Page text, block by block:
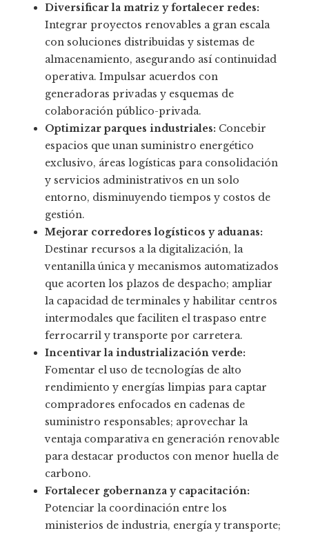
Diversificar la matriz y fortalecer redes:
Integrar proyectos renovables a gran escala
con soluciones distribuidas y sistemas de
almacenamiento, asegurando así continuidad
operativa. Impulsar acuerdos con
generadoras privadas y esquemas de
colaboración público-privada.
Optimizar parques industriales: Concebir
espacios que unan suministro energético
exclusivo, áreas logísticas para consolidación
y servicios administrativos en un solo
entorno, disminuyendo tiempos y costos de
gestión.
Mejorar corredores logísticos y aduanas:
Destinar recursos a la digitalización, la
ventanilla única y mecanismos automatizados
que acorten los plazos de despacho; ampliar
la capacidad de terminales y habilitar centros
intermodales que faciliten el traspaso entre
ferrocarril y transporte por carretera.
Incentivar la industrialización verde:
Fomentar el uso de tecnologías de alto
rendimiento y energías limpias para captar
compradores enfocados en cadenas de
suministro responsables; aprovechar la
ventaja comparativa en generación renovable
para destacar productos con menor huella de
carbono.
Fortalecer gobernanza y capacitación:
Potenciar la coordinación entre los
ministerios de industria, energía y transporte;